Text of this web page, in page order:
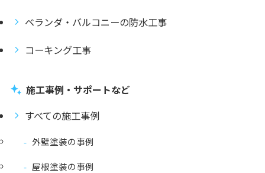
ベランダ・バルコニーの防水工事
コーキング工事
施工事例・サポートなど
すべての施工事例
外壁塗装の事例
屋根塗装の事例